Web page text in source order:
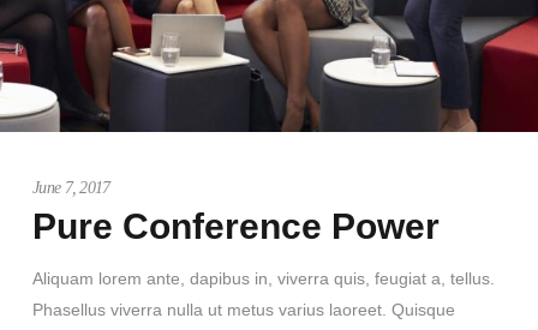
June 7, 2017
Pure Conference Power
Aliquam lorem ante, dapibus in, viverra quis, feugiat a, tellus.
Phasellus viverra nulla ut metus varius laoreet. Quisque